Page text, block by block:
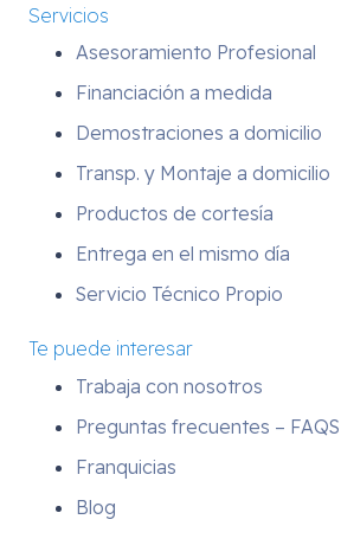
Servicios
Asesoramiento Profesional
Financiación a medida
Demostraciones a domicilio
Transp. y Montaje a domicilio
Productos de cortesía
Entrega en el mismo día
Servicio Técnico Propio
Te puede interesar
Trabaja con nosotros
Preguntas frecuentes – FAQS
Franquicias
Blog